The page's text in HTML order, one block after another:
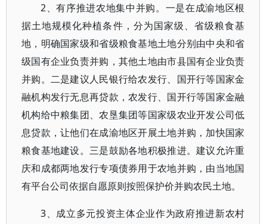
2、有序推进农地集中并购。一是在成渝地区根
据土地规模化种植条件，分为国家级、省级粮食基
地，明确国家级和省级粮食基地土地分别由中央和省
级国有企业负责并购，其他土地由市县国有企业负责
并购。二是建议人民银行给农发行、国开行等国家金
融机构发行无息再贷款，农发行、国开行等国家金融
机构给中粮集团、农垦集团等国家级农业开发公司低
息贷款，让他们在成渝地区开展土地并购，加快国家
粮食基地建设。三是鼓励各地积极推进。建议允许重
庆和成都两地发行专项债券用于农地并购，由当地国
有平台公司依据自愿原则按照保护价并购农民土地。
3、成立多元投资主体企业作为政府推进新农村